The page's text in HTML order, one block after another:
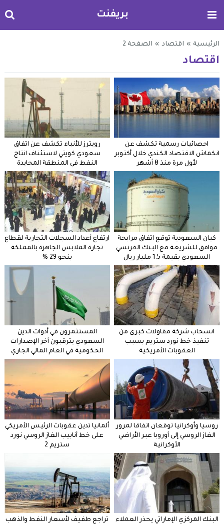
بريفنت
الرئيسية » اقتصاد » الصفحة 2
اقتصاد
احصائيات رسمية تكشف عن
انكماش الاقتصاد الكندي خلال أكتوبر
لأول مرة منذ 8 أشهر
رويترز للأنباء تكشف عن اتفاق
سعودي كويتي لاستئناف انتاج
النفط في المنطقة المحايدة
كيان السعودية توقع اتفاق مرابحة
موافق للشريعة مع البنك الفرنسي
السعودي بقيمة 1.5 مليار ريال
ارتفاع أعداد السجلات التجارية لقطاع
تجارة الملابس الجاهزة بالمملكة
بنحو 29 %
انسحاب شركة مقاولات كبرى من
تنفيذ خط نورد ستريم بسبب
العقوبات الأمريكية
المستثمرون في أدوات الدين
السعودي يترقبون أخر الإصدارات
الحكومية في العام المالي الجاري
روسيا وأوكرانيا توقعان اتفاقا لمرور
الغاز الروسي إلى أوروبا عبر الأراضي
الأوكرانية
ألمانيا تدين عقوبات الرئيس الأمريكي
على خط أنابيب الغاز الروسي نورد
ستريم 2
البنك المركزي الإماراتي يحذر العملاء
تراجع طفيف لأسعار النفط والذهب